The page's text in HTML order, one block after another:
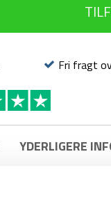
Fri fragt
YDERLIGERE